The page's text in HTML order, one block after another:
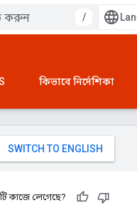
/
কিভাবে নির্দেশিকা
কাজে লেগেছে?